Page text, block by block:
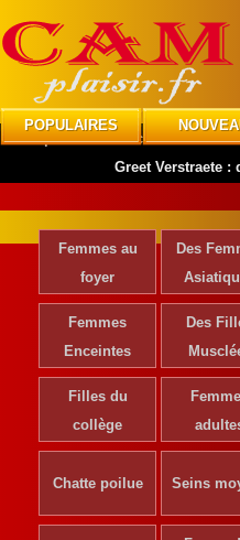
POPULAIRES
CAMplaisir»Actrices de Cinéma
Greet Verstraete
Femmes au
foyer
Des
Femmes
Enceintes
Des
Filles du
collège
Chatte poilue Seins